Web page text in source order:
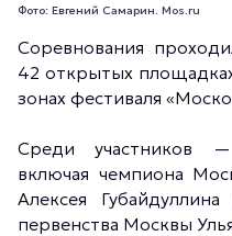
Молодёжь Москвы
Молодёжь Москвы
Все новости
Фото: Евгений Самарин. Mos.ru
Соревнования
42 открытых
зонах фестиваля
Среди участников
включая чемпиона
Алексея
первенства Москвы